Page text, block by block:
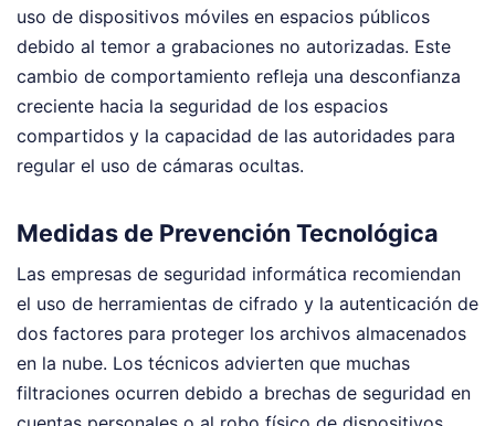
uso de dispositivos móviles en espacios públicos
debido al temor a grabaciones no autorizadas. Este
cambio de comportamiento refleja una desconfianza
creciente hacia la seguridad de los espacios
compartidos y la capacidad de las autoridades para
regular el uso de cámaras ocultas.
Medidas de Prevención Tecnológica
Las empresas de seguridad informática recomiendan
el uso de herramientas de cifrado y la autenticación de
dos factores para proteger los archivos almacenados
en la nube. Los técnicos advierten que muchas
filtraciones ocurren debido a brechas de seguridad en